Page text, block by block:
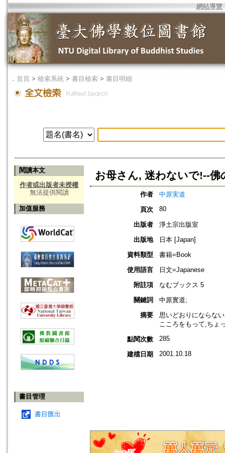
網站導覽
． 首頁 > 檢索系統 > 書目檢索 > 書目明細
閱讀本文
作者或出版者未授權
無法提供閱讀
加值服務
書目管理
書目匯出
お母さん, 迷わないで!--佛
作者
中原実道
頁次
80
出版者
淨土宗出版室
出版地
日本 [Japan]
資料類型
書籍=Book
使用語言
日文=Japanese
附註項
なむブックス 5
關鍵詞
中原實道;
摘要
思いどおりにならな
こころをもって,ちょ
點閱次數
285
建檔日期 2001.10.18